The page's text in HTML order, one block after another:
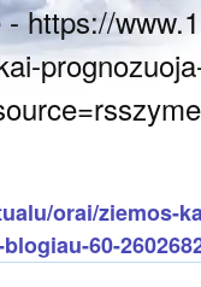
https://
orai/
60-